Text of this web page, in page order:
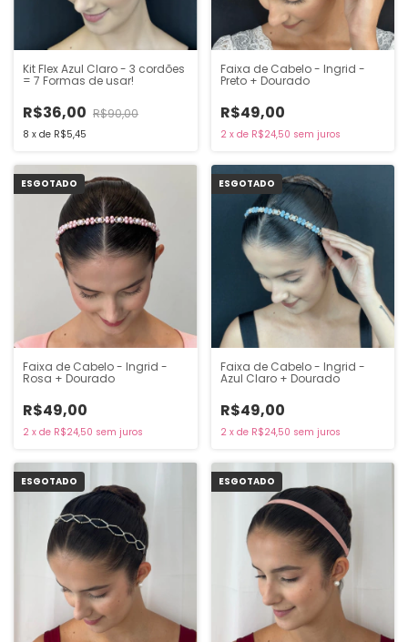
Kit Flex Azul Claro - 3 cordões
= 7 Formas de usar!
R$36,00 R$90,00
8 x de R$5,45
Faixa de Cabelo - Ingrid -
Preto + Dourado
R$49,00
2 x de R$24,50 sem juros
ESGOTADO
Faixa de Cabelo - Ingrid -
Rosa + Dourado
R$49,00
2 x de R$24,50 sem juros
ESGOTADO
Faixa de Cabelo - Ingrid -
Azul Claro + Dourado
R$49,00
2 x de R$24,50 sem juros
ESGOTADO ESGOTADO